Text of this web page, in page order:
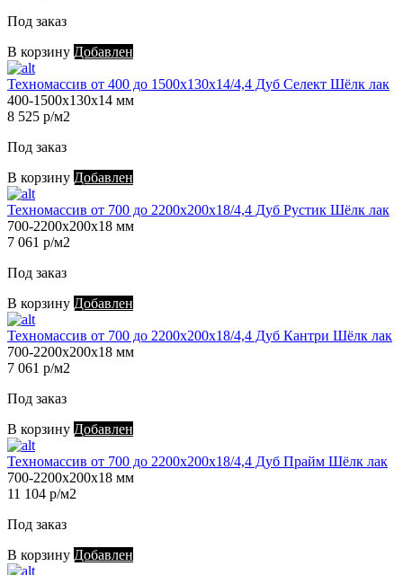
Под заказ
В корзину Добавлен
Техномассив от 400 до 1500х130х14/4,4 Дуб Селект Шёлк лак
400-1500х130х14 мм
8 525 р/м2
Под заказ
В корзину Добавлен
Техномассив от 700 до 2200х200х18/4,4 Дуб Рустик Шёлк лак
700-2200х200х18 мм
7 061 р/м2
Под заказ
В корзину Добавлен
Техномассив от 700 до 2200х200х18/4,4 Дуб Кантри Шёлк лак
700-2200х200х18 мм
7 061 р/м2
Под заказ
В корзину Добавлен
Техномассив от 700 до 2200х200х18/4,4 Дуб Прайм Шёлк лак
700-2200х200х18 мм
11 104 р/м2
Под заказ
В корзину Добавлен